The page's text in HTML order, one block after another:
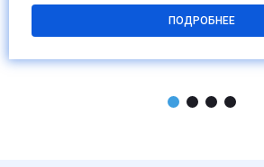
ПОДРОБНЕЕ